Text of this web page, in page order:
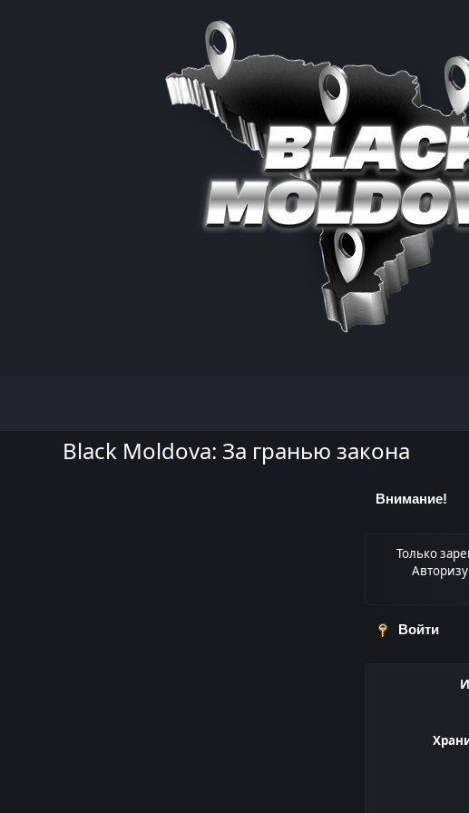
Black Moldova: За гранью закона
Внимание!
Только
Войти